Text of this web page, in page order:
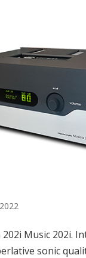
202i Music 202i.
sonic